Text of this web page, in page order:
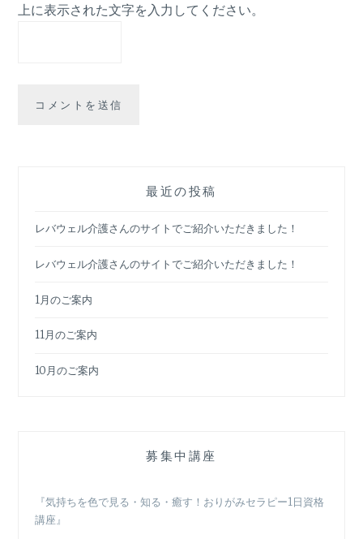
上に表示された文字を入力してください。
最近の投稿
レバウェル介護さんのサイトでご紹介いただきました！
レバウェル介護さんのサイトでご紹介いただきました！
1月のご案内
11月のご案内
10月のご案内
募集中講座
『気持ちを色で見る・知る・癒す！おりがみセラピー1日資格
講座』